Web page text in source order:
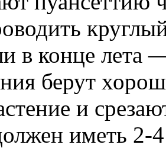
в конце лета
берут
и
иметь 2-